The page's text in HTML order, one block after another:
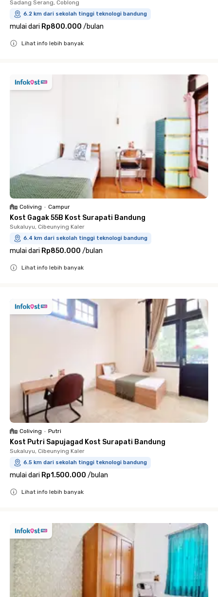
Sadang Serang, Coblong
6.2 km dari sekolah tinggi teknologi bandung
mulai dari Rp800.000 /bulan
Lihat info lebih banyak
Coliving • Campur
Kost Gagak 55B Kost Surapati Bandung
Sukaluyu, Cibeunying Kaler
6.4 km dari sekolah tinggi teknologi bandung
mulai dari Rp850.000 /bulan
Lihat info lebih banyak
Coliving • Putri
Kost Putri Sapujagad Kost Surapati Bandung
Sukaluyu, Cibeunying Kaler
6.5 km dari sekolah tinggi teknologi bandung
mulai dari Rp1.500.000 /bulan
Lihat info lebih banyak